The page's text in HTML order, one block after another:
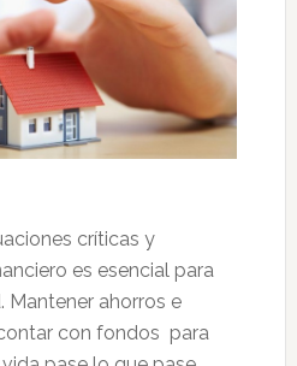
críticas y
es esencial para
Mantener ahorros e
con fondos para